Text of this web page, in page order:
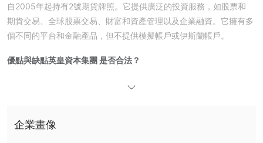
自2005年起持有2號期貨牌照。它提供廣泛的投資服務，如股票和
期貨交易、全球股票交易、財富和資產管理以及企業融資。它擁有多
個不同的平台和金融產品，但不提供模擬帳戶或伊斯蘭帳戶。
優點與缺點英皇資本集團 是否合法？
務監察委員會（SFC）頒發埃美利達期貨有限公司牌照AAJ095，為
我可以在 英皇資本集團 交易什麼？
企業畫像